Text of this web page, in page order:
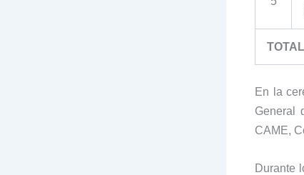
TOTAL
En la
General
CAME,
Durante